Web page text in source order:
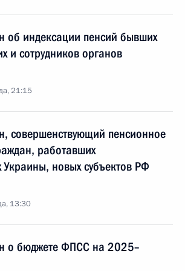
об индексации пенсий бывших
и сотрудников органов
21:15
совершенствующий пенсионное
работавших
Украины, новых субъектов РФ
13:30
о бюджете ФПСС на 2025–